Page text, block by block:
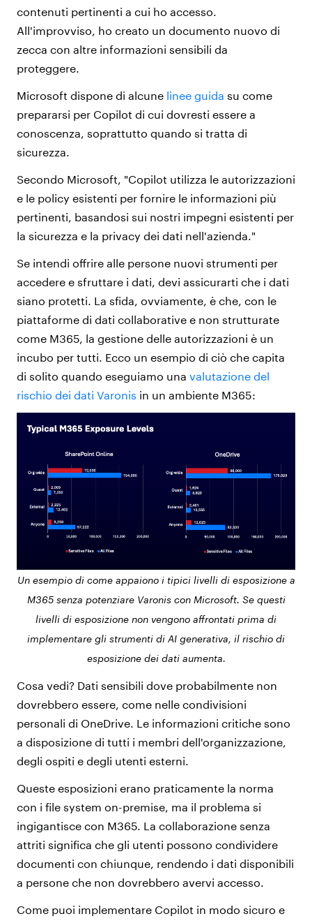
contenuti pertinenti a cui ho accesso.
All'improvviso, ho creato un documento nuovo di
zecca con altre informazioni sensibili da
proteggere.
Microsoft dispone di alcune linee guida su come
prepararsi per Copilot di cui dovresti essere a
conoscenza, soprattutto quando si tratta di
sicurezza.
Secondo Microsoft, "Copilot utilizza le autorizzazioni
e le policy esistenti per fornire le informazioni più
pertinenti, basandosi sui nostri impegni esistenti per
la sicurezza e la privacy dei dati nell'azienda."
Se intendi offrire alle persone nuovi strumenti per
accedere e sfruttare i dati, devi assicurarti che i dati
siano protetti. La sfida, ovviamente, è che, con le
piattaforme di dati collaborative e non strutturate
come M365, la gestione delle autorizzazioni è un
incubo per tutti. Ecco un esempio di ciò che capita
di solito quando eseguiamo una valutazione del
rischio dei dati Varonis in un ambiente M365:
Un esempio di come appaiono i tipici livelli di esposizione a
M365 senza potenziare Varonis con Microsoft. Se questi
livelli di esposizione non vengono affrontati prima di
implementare gli strumenti di AI generativa, il rischio di
esposizione dei dati aumenta.
Cosa vedi? Dati sensibili dove probabilmente non
dovrebbero essere, come nelle condivisioni
personali di OneDrive. Le informazioni critiche sono
a disposizione di tutti i membri dell'organizzazione,
degli ospiti e degli utenti esterni.
Queste esposizioni erano praticamente la norma
con i file system on-premise, ma il problema si
ingigantisce con M365. La collaborazione senza
attriti significa che gli utenti possono condividere
documenti con chiunque, rendendo i dati disponibili
a persone che non dovrebbero avervi accesso.
Come puoi implementare Copilot in modo sicuro e